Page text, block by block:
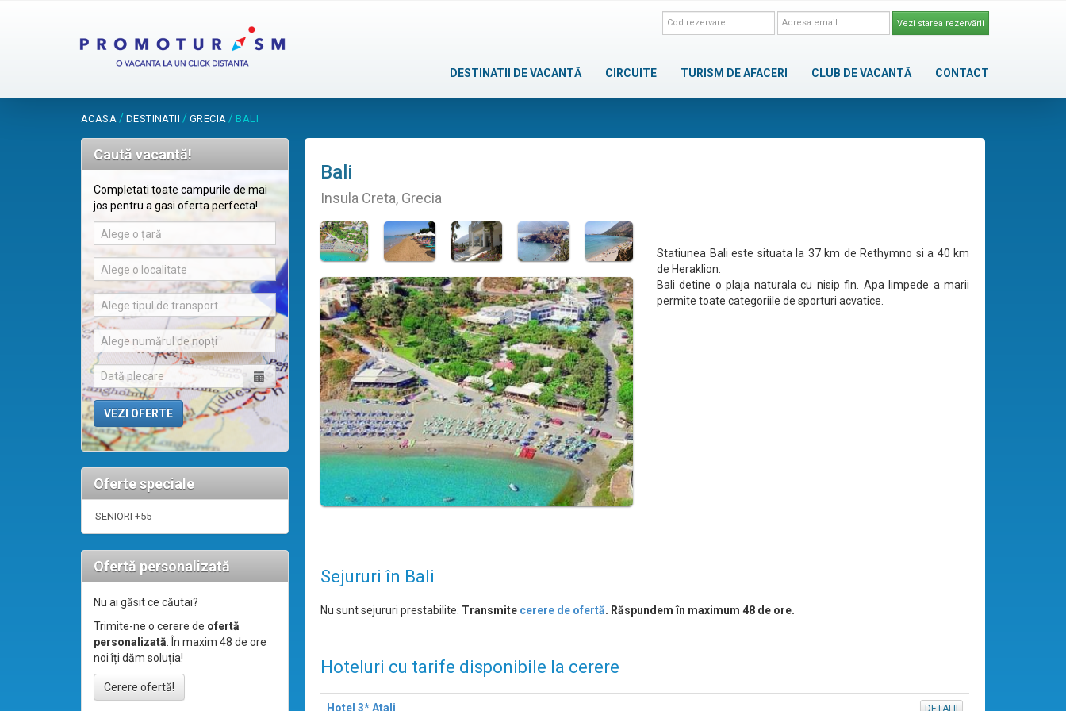
Vezi starea rezervării
DESTINATII DE VACANTĂ CIRCUITE TURISM DE AFACERI CLUB DE VACANTĂ CONTACT
ACASA / DESTINATII / GRECIA / BALI
Caută vacantă!
Completati toate campurile de mai
jos pentru a gasi oferta perfecta!
Alege o țară
Alege o localitate
Alege tipul de transport
Alege numărul de nopți
Oferte speciale
SENIORI +55
Ofertă personalizată
Nu ai găsit ce căutai?
Trimite-ne o cerere de ofertă
personalizată. În maxim 48 de ore
noi îți dăm soluția!
Cerere ofertă!
Bali
Insula Creta, Grecia
Statiunea Bali este situata la 37 km de Rethymno si a 40 km
de Heraklion.
Bali detine o plaja naturala cu nisip fin. Apa limpede a marii
permite toate categoriile de sporturi acvatice.
Sejururi în Bali
Nu sunt sejururi prestabilite. Transmite cerere de ofertă. Răspundem în maximum 48 de ore.
Hoteluri cu tarife disponibile la cerere
Hotel 3* Atali